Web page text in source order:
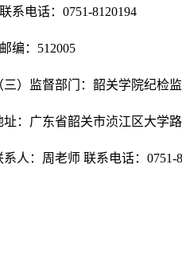
联系电话： 0751-81 20194
邮编： 512005
三）监督部门：韶关学院纪检
址：广东省韶关市浈江区大学路
系人：周老师 联系电话：0751-